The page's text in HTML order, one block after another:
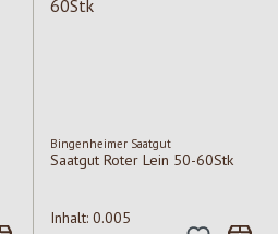
Bingenheimer Saatgut
Saatgut Roter Lein 50-60Stk
Inhalt: 0.005